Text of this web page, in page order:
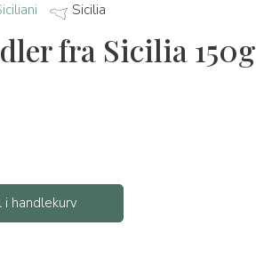
Sicilia
fra Sicilia 150g
i handlekurv